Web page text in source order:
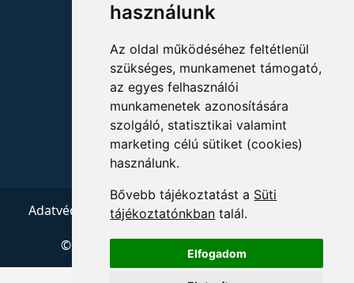
használunk
Az oldal működéséhez feltétlenül
szükséges, munkamenet támogató,
az egyes felhasználói
munkamenetek azonosítására
szolgáló, statisztikai valamint
marketing célú sütiket (cookies)
használunk.
Bővebb tájékoztatást a Süti
tájékoztatónkban talál.
Elfogadom
ELÉRHETŐSÉGEK
+36 1 880 7600
info@mprx.hu
Adatvédelem ÁSZF Impresszum
© 2026 Copyright:
Menedzserpraxis.hu